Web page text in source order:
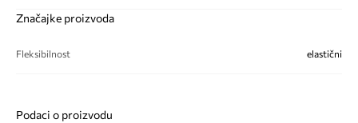
Značajke proizvoda
Fleksibilnost elastični
Podaci o proizvodu